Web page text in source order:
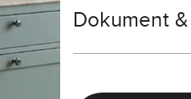
Dokument